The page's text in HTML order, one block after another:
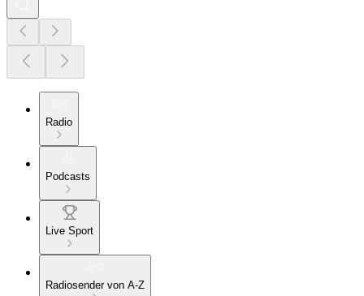
Radio
Podcasts
Live Sport
Radiosender von A-Z